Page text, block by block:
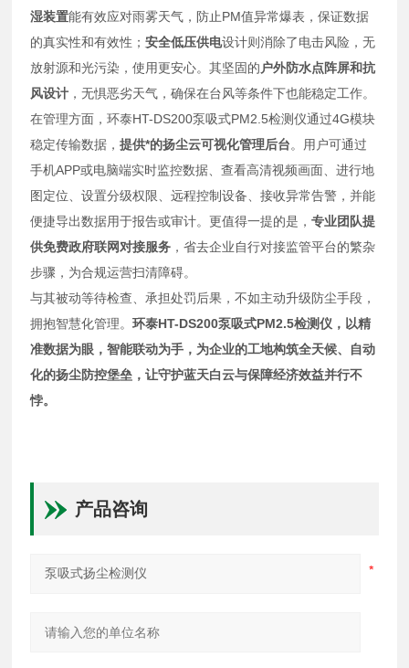
湿装置能有效应对雨雾天气，防止PM值异常爆表，保证数据
的真实性和有效性；安全低压供电设计则消除了电击风险，无
放射源和光污染，使用更安心。其坚固的户外防水点阵屏和抗
风设计 ，无惧恶劣天气，确保在台风等条件下也能稳定工作。
在管理方面，环泰HT-DS200泵吸式PM2.5检测仪通过4G模块
稳定传输数据，提供*的扬尘云可视化管理后台。用户可通过
手机APP或电脑端实时监控数据、查看高清视频画面、进行地
图定位、设置分级权限、远程控制设备、接收异常告警，并能
便捷导出数据用于报告或审计。更值得一提的是，专业团队提
供免费政府联网对接服务 ，省去企业自行对接监管平台的繁杂
步骤，为合规运营扫清障碍。
与其被动等待检查、承担处罚后果，不如主动升级防尘手段，
拥抱智慧化管理。环泰HT-DS200泵吸式PM2.5检测仪，以精
准数据为眼，智能联动为手，为企业的工地构筑全天候、自动
化的扬尘防控堡垒，让守护蓝天白云与保障经济效益并行不
悖。
产品咨询